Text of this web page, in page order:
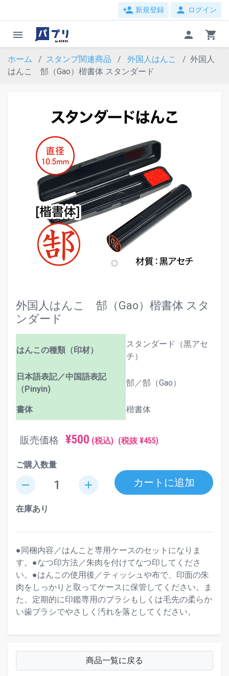
person_add 新規登録 person ログイン
menu person shopping_cart
ホーム スタンプ関連商品 外国人はんこ
外国人
はんこ 郜（Gao）楷書体 スタンダード
外国人はんこ 郜（Gao）楷書体 スタ
ンダード
はんこの種類（印材）
スタンダード（黒アセ
チ）
日本語表記／中国語表記
（Pinyin)
郜／郜（Gao）
書体 楷書体
販売価格 ¥500 (税込) (税抜 ¥455)
ご購入数量
remove add カートに追加
在庫あり
●同梱内容／はんこと専用ケースのセットになりま
す。●なつ印方法／朱肉を付けてなつ印してくださ
い。●はんこの使用後／ティッシュや布で、印面の朱
肉をしっかりと取ってケースに保管してください。ま
た、定期的に印鑑専用のブラシもしくは毛先の柔らか
い歯ブラシでやさしく汚れを落としてください。
商品一覧に戻る